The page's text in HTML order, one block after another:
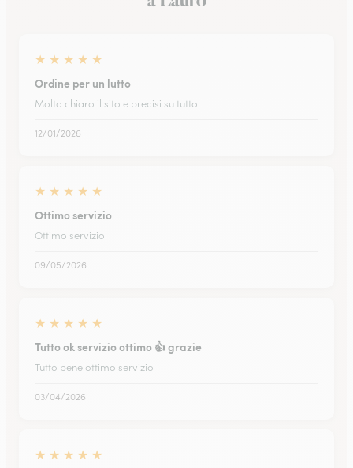
★ ★ ★ ★ ★
Ordine per un lutto
Molto chiaro il sito e precisi su tutto
12/01/2026
★ ★ ★ ★ ★
Ottimo servizio
Ottimo servizio
09/05/2026
★ ★ ★ ★ ★
Tutto ok servizio ottimo 👍 grazie
Tutto bene ottimo servizio
03/04/2026
★ ★ ★ ★ ★